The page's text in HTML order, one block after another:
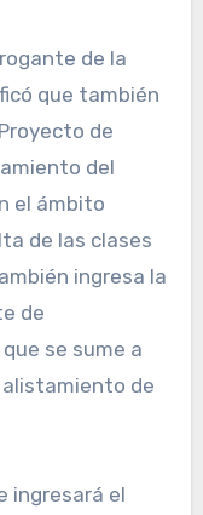
de la
que también
de
del
el ámbito
de las clases
ingresa la
de
se sume a
alistamiento de
ingresará el